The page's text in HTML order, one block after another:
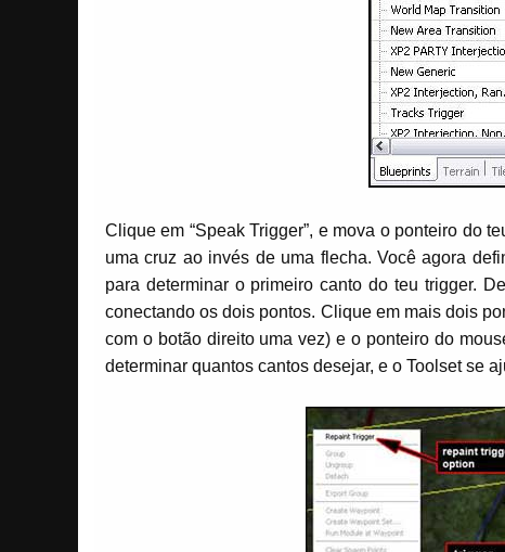
Clique em “Speak Trigger”, e mova o ponteiro do
uma cruz ao invés de uma flecha. Você agora
para determinar o primeiro canto do teu trigger.
conectando os dois pontos. Clique em mais dois
com o botão direito uma vez) e o ponteiro do
determinar quantos cantos desejar, e o Toolset se